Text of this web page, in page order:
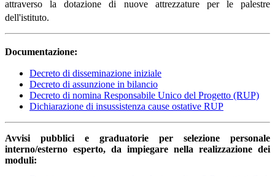
attraverso la dotazione di nuove attrezzature per le palestre
dell'istituto.
Documentazione:
Decreto di disseminazione iniziale
Decreto di assunzione in bilancio
Decreto di nomina Responsabile Unico del Progetto (RUP)
Dichiarazione di insussistenza cause ostative RUP
Avvisi pubblici e graduatorie per selezione personale
interno/esterno esperto, da impiegare nella realizzazione dei
moduli: